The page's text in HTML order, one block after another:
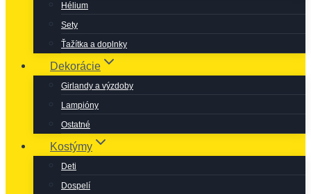
Hélium
Sety
Ťažítka a doplnky
Dekorácie
Girlandy a výzdoby
Lampióny
Ostatné
Kostýmy
Deti
Dospelí